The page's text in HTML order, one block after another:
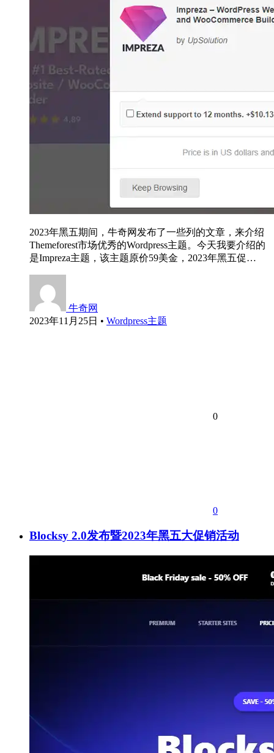
2023年黑五期间，牛奇网发布了一些列的文章，来介绍
Themeforest市场优秀的Wordpress主题。今天我要介绍的
是Impreza主题，该主题原价59美金，2023年黑五促…
牛奇网
2023年11月25日 • Wordpress主题
0
0
Blocksy 2.0发布暨2023年黑五大促销活动